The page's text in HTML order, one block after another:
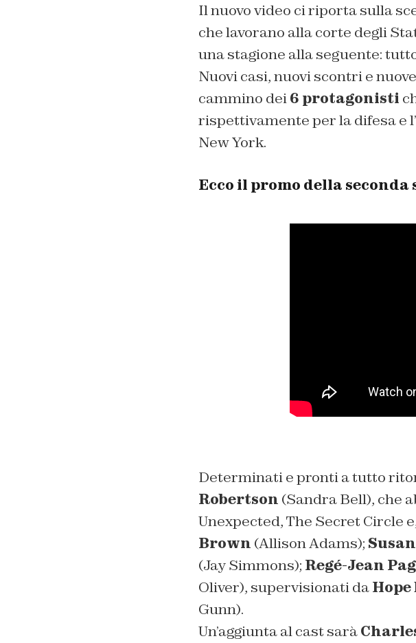
Il nuovo video ci riporta sulla
che lavorano alla corte degli
una stagione alla seguente:
Nuovi casi, nuovi scontri e
cammino dei6 protagonisti
rispettivamente per la difesa e
New York.
Ecco il promo della seconda
Determinati e pronti a tutto
Robertson (Sandra Bell), che
Unexpected, The Secret Circle
Brown (Allison Adams);
(Jay Simmons); Regé-Jean
Oliver), supervisionati daHope
Gunn).
Un’aggiunta al cast sarà